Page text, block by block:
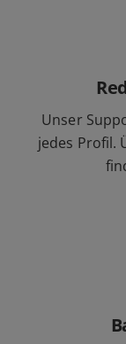
Unser
jedes Profil.